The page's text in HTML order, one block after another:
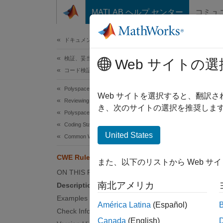
コンテンツへスキップ
MATLAB ヘルプ センター コミュ
ドキュメンテーションのホーム
検証、妥当性確認、テスト
コード検証
Polyspace Bug Finder
Reviewing and Reporting Results
Polyspace Bug Finder Results
Coding Standards
Common Weakness Enumeration (CWE)
CWE Rule 295
ON THIS PAGE
Description
Examples
Check Information
Since
The
Web サイトの選
Web サイトを選択すると、翻訳
き、次のサイトの選択を推奨しま
United States
また、以下のリストから Web サ
南北アメリカ
América Latina (Español)
Canada (English)